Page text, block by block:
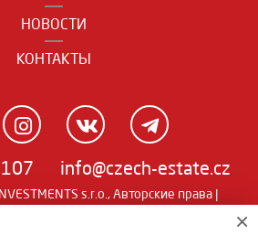
НОВОСТИ
КОНТАКТЫ
info@czech-estate.cz
s.r.o., Авторские права |
×